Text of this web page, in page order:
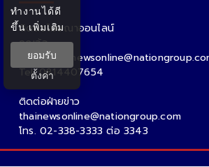
ติดต่อโฆษณาออนไลน์
คุณอ้อ
Email :
Tel: 0814407654
ติดต่อฝ่ายข่าว
thainewsonline@nationgroup.com
โทร. 02-338-3333 ต่อ 3343
ทำงานได้ดี
ขึ้นเพิ่มเติม
ยอมรับ
ตั้งค่า